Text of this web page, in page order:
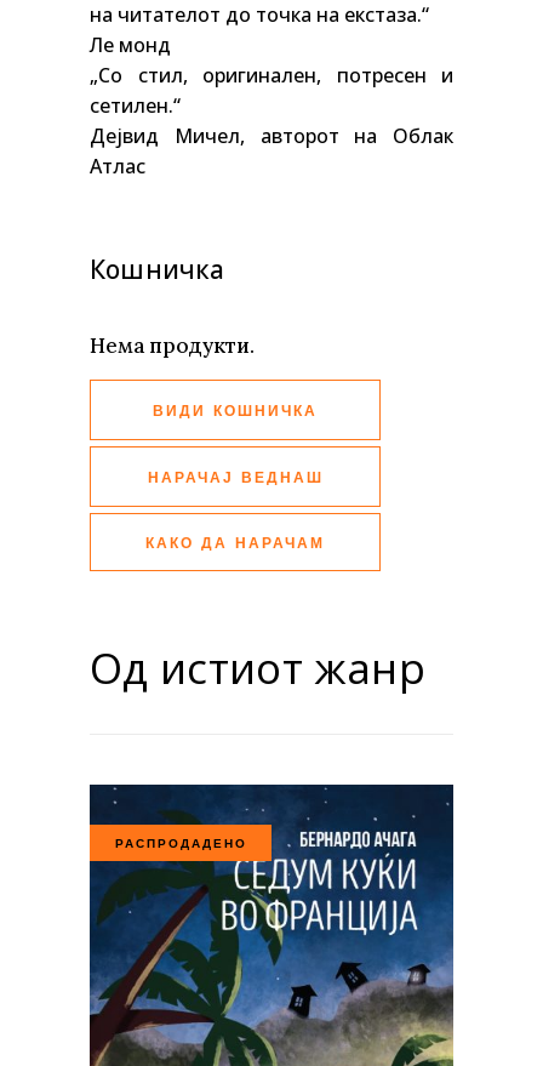
на читателот до точка на екстаза.“
Ле монд
„Со стил, оригинален, потресен и
сетилен.“
Дејвид Мичел, авторот на Облак
Атлас
Кошничка
Нема продукти.
ВИДИ КОШНИЧКА
НАРАЧАЈ ВЕДНАШ
КАКО ДА НАРАЧАМ
Од истиот жанр
РАСПРОДАДЕНО